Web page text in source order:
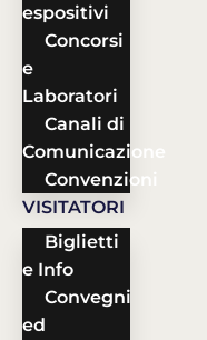
espositivi
Concorsi
e
Laboratori
Canali di
Comunicazione
Convenzioni
VISITATORI
Biglietti
e Info
Convegni
ed